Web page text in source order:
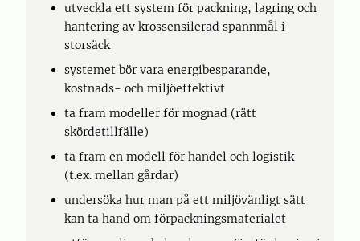
utveckla ett system för packning, lagring och
hantering av krossensilerad spannmål i
storsäck
systemet bör vara energibesparande,
kostnads- och miljöeffektivt
ta fram modeller för mognad (rätt
skördetillfälle)
ta fram en modell för handel och logistik
(t.ex. mellan gårdar)
undersöka hur man på ett miljövänligt sätt
kan ta hand om förpackningsmaterialet